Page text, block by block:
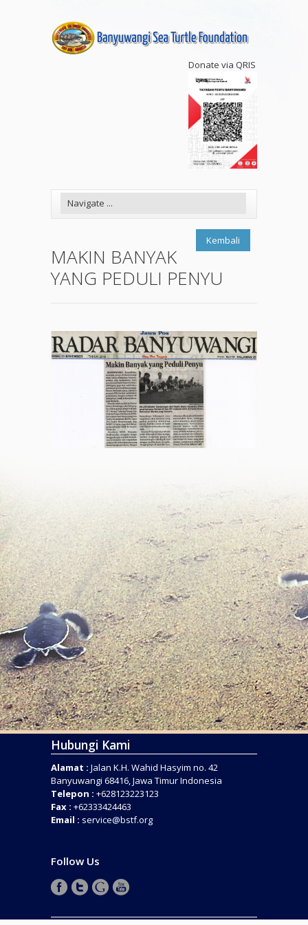
Donate via QRIS
Kembali
MAKIN BANYAK
YANG PEDULI PENYU
Hubungi Kami
Alamat : Jalan K.H. Wahid Hasyim no. 42
Banyuwangi 68416, Jawa Timur Indonesia
Telepon : +628123223123
Fax : +62333424463
Email : service@bstf.org
Follow Us